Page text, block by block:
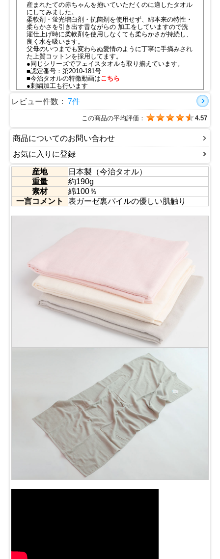
産まれたての赤ちゃんを抱いていただくのに適したタオル
にしてみました。
柔軟剤・蛍光増白剤・抗菌剤を使用せず、綿本来の特性・
柔らかさを引き出す昔ながらの 加工をしていますので洗
濯仕上げ時に柔軟剤を使用しなくても柔らかさが持続し、
良く水を吸います。
父母のいつまでも変わらぬ愛情のように丁寧に手摘みされ
た上質コットンを採用してます。
●同じシリーズでフェイスタオルも取り揃えています。
■認定番号：第2010-181号
■今治タオルの特徴動画はこちら
●刺繍加工も行います
レビュー件数： 7件
この商品の平均評価： 4.57
商品についてのお問い合わせ
お気に入りに登録
産地
日本製（今治タオル）
重量
約190g
素材
綿100％
一言コメント
表ガーゼ裏パイルの優しい肌触り